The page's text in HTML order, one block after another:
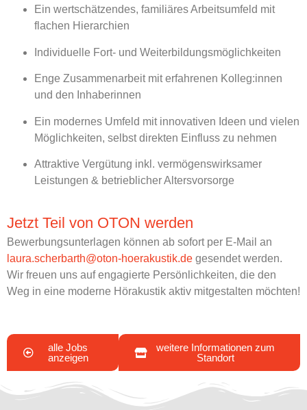
Ein wertschätzendes, familiäres Arbeitsumfeld mit
flachen Hierarchien
Individuelle Fort- und Weiterbildungsmöglichkeiten
Enge Zusammenarbeit mit erfahrenen Kolleg:innen
und den Inhaberinnen
Ein modernes Umfeld mit innovativen Ideen und vielen
Möglichkeiten, selbst direkten Einfluss zu nehmen
Attraktive Vergütung inkl. vermögenswirksamer
Leistungen & betrieblicher Altersvorsorge
Jetzt Teil von OTON werden
Bewerbungsunterlagen können ab sofort per E-Mail an
laura.scherbarth@oton-hoerakustik.de gesendet werden.
Wir freuen uns auf engagierte Persönlichkeiten, die den
Weg in eine moderne Hörakustik aktiv mitgestalten möchten!
alle Jobs
anzeigen
weitere Informationen zum
Standort